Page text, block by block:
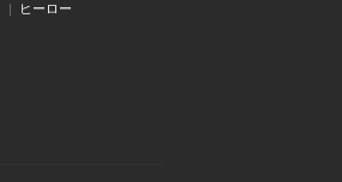
ヒーロー